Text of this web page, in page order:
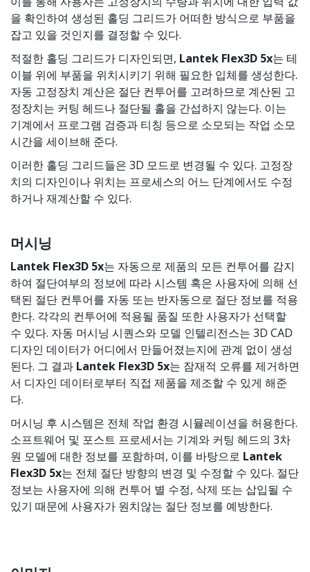
을 확인하여 생성된 홀딩 그리드가 어떠한 방식으로 부품을
잡고 있을 것인지를 결정할 수 있다.
적절한 홀딩 그리드가 디자인되면, Lantek Flex3D 5x는 테
이블 위에 부품을 위치시키기 위해 필요한 입체를 생성한다.
자동 고정장치 계산은 절단 컨투어를 고려하므로 계산된 고
정장치는 커팅 헤드나 절단될 홀을 간섭하지 않는다. 이는
기계에서 프로그램 검증과 티칭 등으로 소모되는 작업 소모
시간을 세이브해 준다.
이러한 홀딩 그리드들은 3D 모드로 변경될 수 있다. 고정장
치의 디자인이나 위치는 프로세스의 어느 단계에서도 수정
하거나 재계산할 수 있다.
머시닝
Lantek Flex3D 5x는 자동으로 제품의 모든 컨투어를 감지
하여 절단여부의 정보에 따라 시스템 혹은 사용자에 의해 선
택된 절단 컨투어를 자동 또는 반자동으로 절단 정보를 적용
한다. 각각의 컨투어에 적용될 품질 또한 사용자가 선택할
수 있다. 자동 머시닝 시퀀스와 모델 인텔리전스는 3D CAD
디자인 데이터가 어디에서 만들어졌는지에 관계 없이 생성
된다. 그 결과 Lantek Flex3D 5x는 잠재적 오류를 제거하면
서 디자인 데이터로부터 직접 제품을 제조할 수 있게 해준
다.
머시닝 후 시스템은 전체 작업 환경 시뮬레이션을 허용한다.
소프트웨어 및 포스트 프로세서는 기계와 커팅 헤드의 3차
원 모델에 대한 정보를 포함하며, 이를 바탕으로 Lantek
Flex3D 5x는 전체 절단 방향의 변경 및 수정할 수 있다. 절단
정보는 사용자에 의해 컨투어 별 수정, 삭제 또는 삽입될 수
있기 때문에 사용자가 원치않는 절단 정보를 예방한다.